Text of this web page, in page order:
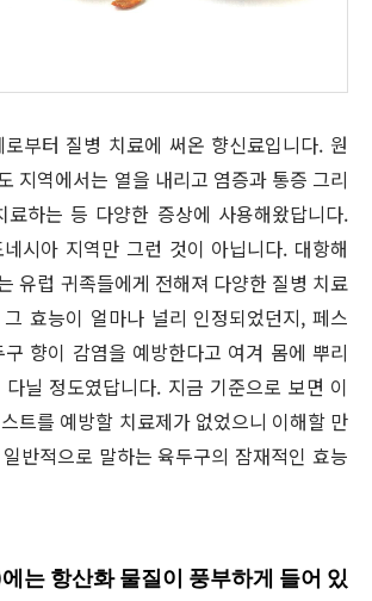
부터 질병 치료에 써온 향신료입니다. 원
지역에서는 열을 내리고 염증과 통증 그리
하는 등 다양한 증상에 사용해왔답니다.
시아 지역만 그런 것이 아닙니다. 대항해
유럽 귀족들에게 전해져 다양한 질병 치료
효능이 얼마나 널리 인정되었던지, 페스
향이 감염을 예방한다고 여겨 몸에 뿌리
닐 정도였답니다. 지금 기준으로 보면 이
트를 예방할 치료제가 없었으니 이해할 만
반적으로 말하는 육두구의 잠재적인 효능
는 항산화 물질이 풍부하게 들어 있